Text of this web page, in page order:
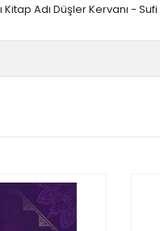
Adı Düşler Kervanı - Sufi